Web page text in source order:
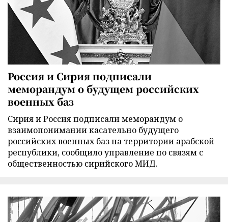
Россия и Сирия подписали
меморандум о будущем российских
военных баз
Сирия и Россия подписали меморандум о
взаимопонимании касательно будущего
российских военных баз на территории арабской
республики, сообщило управление по связям с
общественностью сирийского МИД.